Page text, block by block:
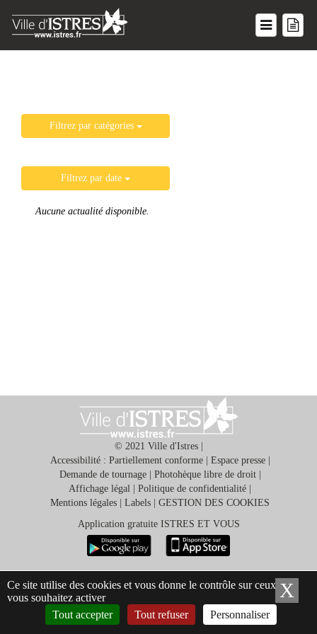
mairie
Mes
démarches
Ma
ville
Culture
Filtrez par catégories
Filtrez par date
Aucune actualité disponible.
© 2021 Ville d'Istres |
Accessibilité : Partiellement conforme| Espace presse|
Demande de tournage| Photohèque libre de droit|
Affichage légal | Politique de confidentialité |
Mentions légales | Labels | GESTION DES COOKIES
Application gratuite ISTRES ET VOUS
Ce site utilise des cookies et vous donne le contrôle sur ceux que
vous souhaitez activer
Tout accepter
Tout refuser Personnaliser
X